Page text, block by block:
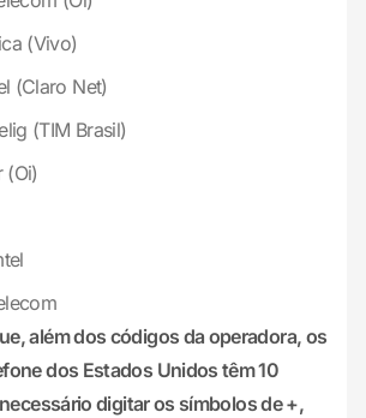
(Vivo)
(Claro Net)
(TIM Brasil)
(Oi)
além dos códigos da operadora, os
dos Estados Unidos têm 10
digitar os símbolos de +,